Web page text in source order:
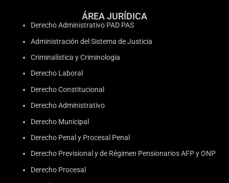
ÁREA JURÍDICA
Derecho Administrativo PAD PAS
Administración del Sistema de Justicia
Criminalística y Criminología
Derecho Laboral
Derecho Constitucional
Derecho Administrativo
Derecho Municipal
Derecho Penal y Procesal Penal
Derecho Previsional y de Régimen Pensionarios AFP y ONP
Derecho Procesal